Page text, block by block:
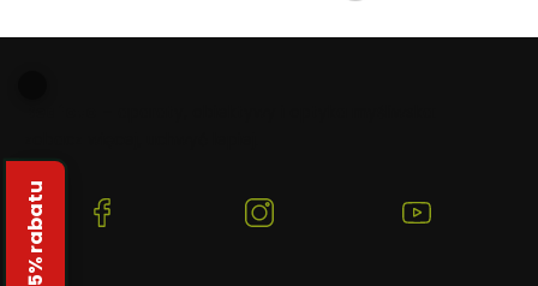
(Otwiera
(Otwiera